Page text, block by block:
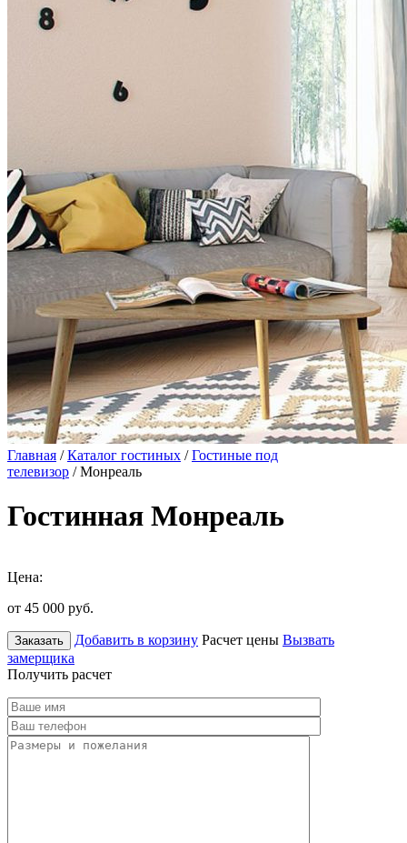
Главная /Каталог гостиных /Гостиные под
телевизор / Монреаль
Гостинная Монреаль
Цена:
от 45 000 руб.
Заказать Добавить в корзину Расчет цены Вызвать
замерщика
Получить расчет